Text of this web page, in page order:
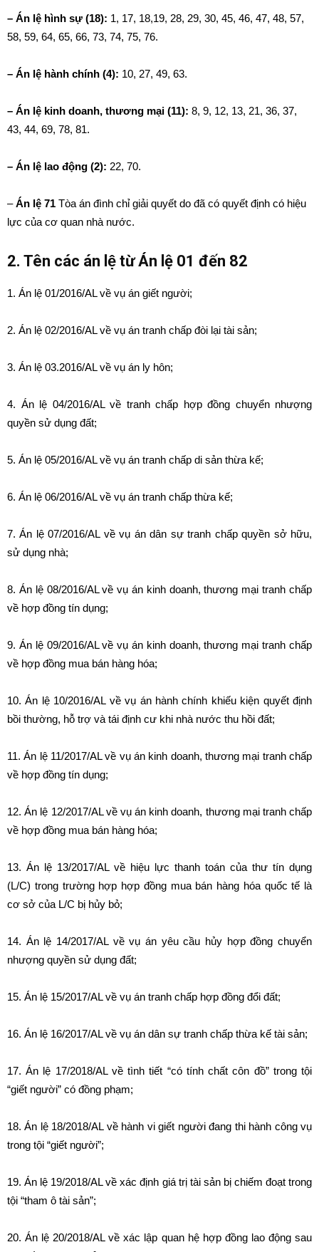
– Án lệ hình sự (18): 1, 17, 18,19, 28, 29, 30, 45, 46, 47, 48, 57,
58, 59, 64, 65, 66, 73, 74, 75, 76.
– Án lệ hành chính (4): 10, 27, 49, 63.
– Án lệ kinh doanh, thương mại (11): 8, 9, 12, 13, 21, 36, 37,
43, 44, 69, 78, 81.
– Án lệ lao động (2): 22, 70.
–Án lệ 71 Tòa án đình chỉ giải quyết do đã có quyết định có hiệu
lực của cơ quan nhà nước.
2. Tên các án lệ từ Án lệ 01 đến 82
1. Án lệ 01/2016/AL về vụ án giết người;
2. Án lệ 02/2016/AL về vụ án tranh chấp đòi lại tài sản;
3. Án lệ 03.2016/AL về vụ án ly hôn;
4. Án lệ 04/2016/AL về tranh chấp hợp đồng chuyển nhượng
quyền sử dụng đất;
5. Án lệ 05/2016/AL về vụ án tranh chấp di sản thừa kế;
6. Án lệ 06/2016/AL về vụ án tranh chấp thừa kế;
7. Án lệ 07/2016/AL về vụ án dân sự tranh chấp quyền sở hữu,
sử dụng nhà;
8. Án lệ 08/2016/AL về vụ án kinh doanh, thương mại tranh chấp
về hợp đồng tín dụng;
9. Án lệ 09/2016/AL về vụ án kinh doanh, thương mại tranh chấp
về hợp đồng mua bán hàng hóa;
10. Án lệ 10/2016/AL về vụ án hành chính khiếu kiện quyết định
bồi thường, hỗ trợ và tái định cư khi nhà nước thu hồi đất;
11. Án lệ 11/2017/AL về vụ án kinh doanh, thương mại tranh chấp
về hợp đồng tín dụng;
12. Án lệ 12/2017/AL về vụ án kinh doanh, thương mại tranh chấp
về hợp đồng mua bán hàng hóa;
13. Án lệ 13/2017/AL về hiệu lực thanh toán của thư tín dụng
(L/C) trong trường hợp hợp đồng mua bán hàng hóa quốc tế là
cơ sở của L/C bị hủy bỏ;
14. Án lệ 14/2017/AL về vụ án yêu cầu hủy hợp đồng chuyển
nhượng quyền sử dụng đất;
15. Án lệ 15/2017/AL về vụ án tranh chấp hợp đồng đổi đất;
16. Án lệ 16/2017/AL về vụ án dân sự tranh chấp thừa kế tài sản;
17. Án lệ 17/2018/AL về tình tiết “có tính chất côn đồ” trong tội
“giết người” có đồng phạm;
18. Án lệ 18/2018/AL về hành vi giết người đang thi hành công vụ
trong tội “giết người”;
19. Án lệ 19/2018/AL về xác định giá trị tài sản bị chiếm đoạt trong
tội “tham ô tài sản”;
20. Án lệ 20/2018/AL về xác lập quan hệ hợp đồng lao động sau